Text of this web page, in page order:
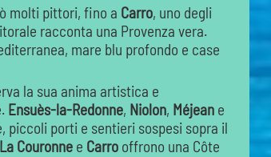
molti pittori, fino a Carro, uno degli
racconta una Provenza vera.
mare blu profondo e case
la sua anima artistica e
Ensuès-la-Redonne, Niolon, Méjean e
piccoli porti e sentieri sospesi sopra il
La Couronne e Carro offrono una Côte